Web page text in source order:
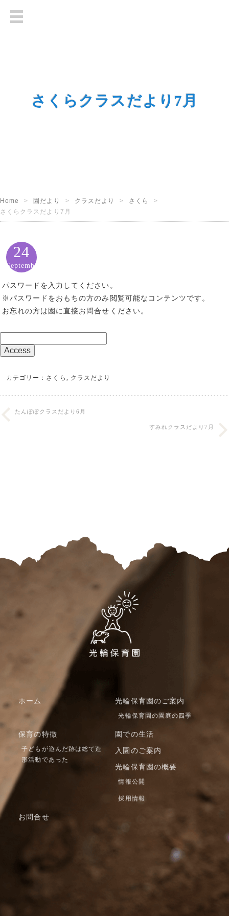
Home 園だより クラスだより
さくら
さくらクラスだより7月
さくらクラスだより7月
24
September
パスワードを入力してください。
※パスワードをおもちの方のみ閲覧可能なコンテンツです。
お忘れの方は園に直接お問合せください。
カテゴリー： さくら クラスだより
たんぽぽクラスだより6月
すみれクラスだより7月
ホーム 光輪保育園のご案内
光輪保育園の園庭の四季
保育の特徴
子どもが遊んだ跡は総て造
形活動であった
園での生活
入園のご案内
光輪保育園の概要
情報公開
採用情報
お問合せ